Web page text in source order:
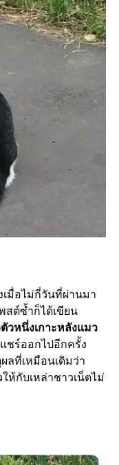
มื่อไม่กี่วันที่ผ่านมา
สต์ซ้ำก็ได้เขียน
วหนึ่งเกาะหลังแมว
ชร์ออกไปอีกครั้ง
ลที่เหมือนเดิมว่า
ห้กับเหล่าชาวเน็ตไม่